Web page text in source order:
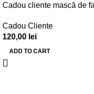
Cadou cliente mască de
Cadou Cliente
120,00 lei
ADD TO CART